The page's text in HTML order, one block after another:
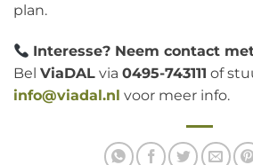
plan.
Interesse? Neem contact
Bel ViaDAL via 0495-743111 of
info@viadal.nl voor meer info.